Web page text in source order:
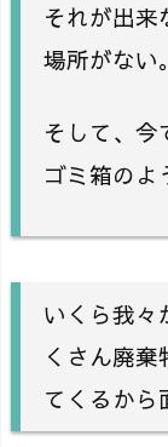
それが出来
場所がない。
そして、今
ゴミ箱のよ
いくら我々
くさん廃
てくるから